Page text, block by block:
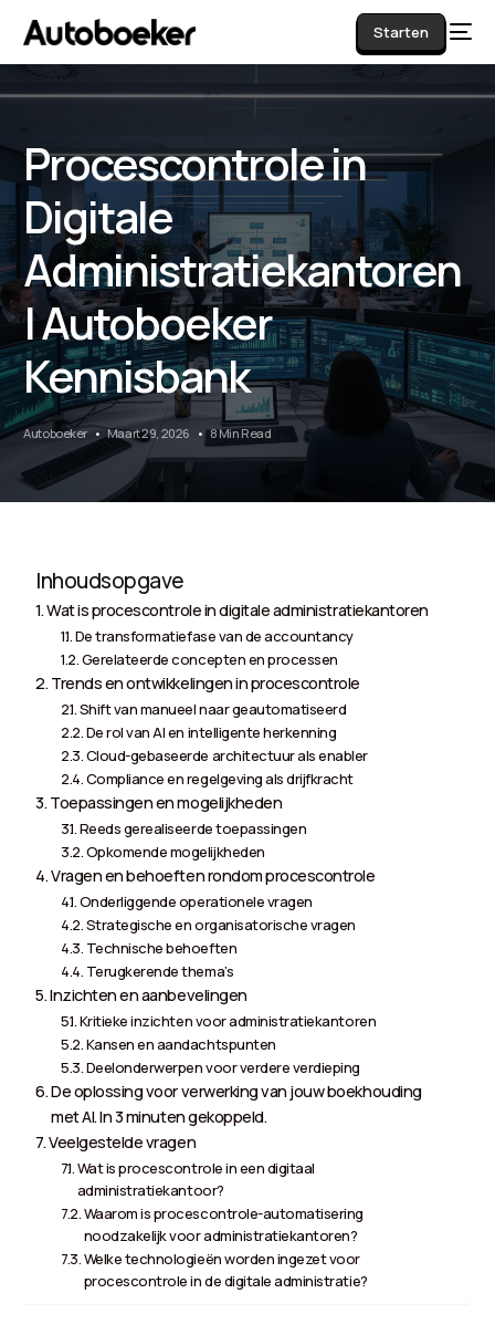
Starten
Procescontrole in
Digitale
Administratiekantoren
| Autoboeker
Kennisbank
Autoboeker Maart 29, 2026 8 Min Read
Inhoudsopgave
Wat is procescontrole in digitale administratiekantoren
De transformatiefase van de accountancy
Gerelateerde concepten en processen
Trends en ontwikkelingen in procescontrole
Shift van manueel naar geautomatiseerd
De rol van AI en intelligente herkenning
Cloud-gebaseerde architectuur als enabler
Compliance en regelgeving als drijfkracht
Toepassingen en mogelijkheden
Reeds gerealiseerde toepassingen
Opkomende mogelijkheden
Vragen en behoeften rondom procescontrole
Onderliggende operationele vragen
Strategische en organisatorische vragen
Technische behoeften
Terugkerende thema’s
Inzichten en aanbevelingen
Kritieke inzichten voor administratiekantoren
Kansen en aandachtspunten
Deelonderwerpen voor verdere verdieping
De oplossing voor verwerking van jouw boekhouding
met AI. In 3 minuten gekoppeld.
Veelgestelde vragen
Wat is procescontrole in een digitaal
administratiekantoor?
Waarom is procescontrole-automatisering
noodzakelijk voor administratiekantoren?
Welke technologieën worden ingezet voor
procescontrole in de digitale administratie?
AI